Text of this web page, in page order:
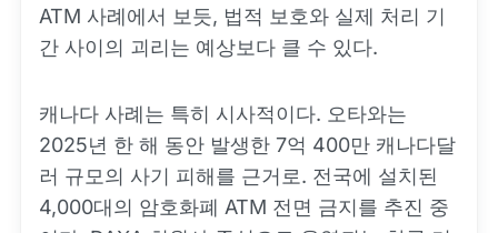
ATM 사례에서 보듯, 법적 보호와 실제 처리 기
간 사이의 괴리는 예상보다 클 수 있다.
캐나다 사례는 특히 시사적이다. 오타와는
2025년 한 해 동안 발생한 7억 400만 캐나다달
러 규모의 사기 피해를 근거로. 전국에 설치된
4,000대의 암호화폐 ATM 전면 금지를 추진 중